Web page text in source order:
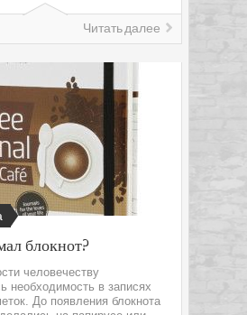
Читать далее
блокнот?
человечеству
необходимость в записях
До появления блокнота